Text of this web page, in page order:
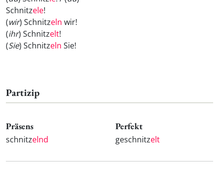
Schnitzele!
(wir) Schnitzeln wir!
(ihr) Schnitzelt!
(Sie) Schnitzeln Sie!
Partizip
Präsens
schnitzelnd
Perfekt
geschnitzelt